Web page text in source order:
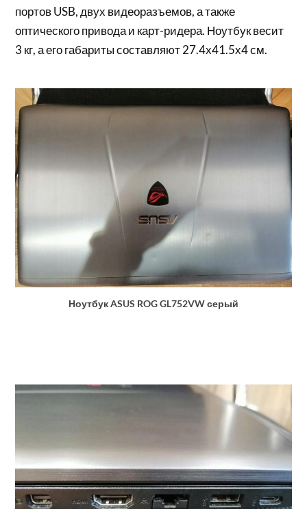
портов USB, двух видеоразъемов, а также
оптического привода и карт-ридера. Ноутбук весит
3 кг, а его габариты составляют 27.4х41.5х4 см.
Ноутбук ASUS ROG GL752VW серый